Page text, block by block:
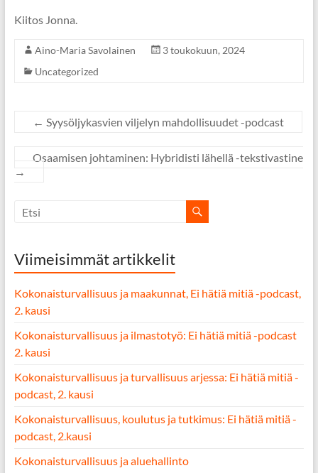
Kiitos Jonna.
Aino-Maria Savolainen
3 toukokuun, 2024
Uncategorized
← Syysöljykasvien viljelyn mahdollisuudet -podcast
Osaamisen johtaminen: Hybridisti lähellä -tekstivastine
→
Viimeisimmät artikkelit
Kokonaisturvallisuus ja maakunnat, Ei hätiä mitiä -podcast,
2. kausi
Kokonaisturvallisuus ja ilmastotyö: Ei hätiä mitiä -podcast
2. kausi
Kokonaisturvallisuus ja turvallisuus arjessa: Ei hätiä mitiä -
podcast, 2. kausi
Kokonaisturvallisuus, koulutus ja tutkimus: Ei hätiä mitiä -
podcast, 2.kausi
Kokonaisturvallisuus ja aluehallinto